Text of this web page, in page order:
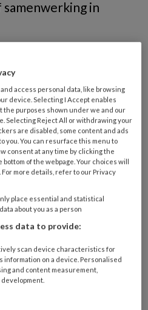
in
access personal data, like browsing
device. Selecting I Accept enables
the purposes shown under we and our
Selecting Reject All or withdrawing your
are disabled, some content and ads
you. You can resurface this menu to
consent at any time by clicking the
of the webpage. Your choices will
more details, refer to our Privacy
place essential and statistical
about you as a person
data to provide:
scan device characteristics for
information on a device. Personalised
and content measurement,